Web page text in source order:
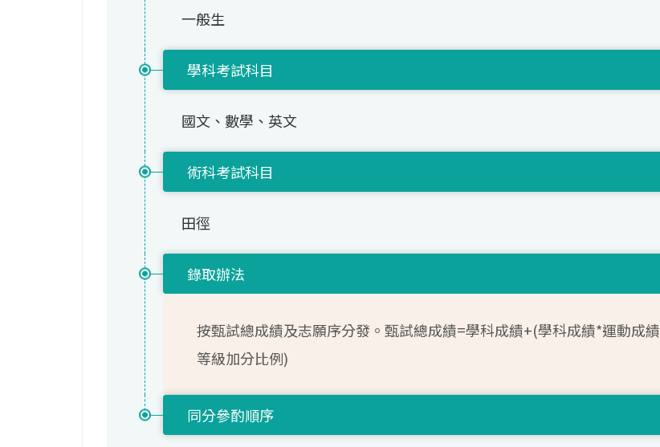
一般生
學科考試科目
國文、數學、英文
術科考試科目
田徑
錄取辦法
按甄試總成績及志願序分發。甄試總成績=學科成績+(學科成績*運動成績
等級加分比例)
同分參酌順序